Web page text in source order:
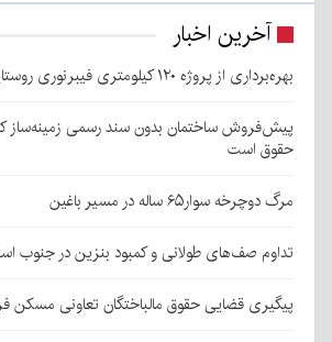
آخرین اخبار
بهره‌برداری از پروژه ۱۲۰ کیلومتری فیبرنوری روستایی در قلعه‌گنج
پیش‌فروش ساختمان بدون سند رسمی زمینه‌ساز
حقوق است
مرگ دوچرخه سوار۶۵ ساله در مسیر باغین
تداوم صف‌های طولانی و کمبود بنزین در جنوب
پیگیری قضایی حقوق مالباختگان تعاونی مسکن